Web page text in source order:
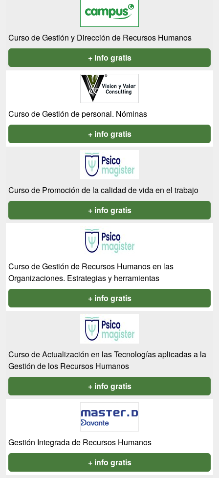
Curso de Gestión y Dirección de Recursos Humanos
+ info gratis
Curso de Gestión de personal. Nóminas
+ info gratis
Curso de Promoción de la calidad de vida en el trabajo
+ info gratis
Curso de Gestión de Recursos Humanos en las
Organizaciones. Estrategias y herramientas
+ info gratis
Curso de Actualización en las Tecnologías aplicadas a la
Gestión de los Recursos Humanos
+ info gratis
Gestión Integrada de Recursos Humanos
+ info gratis